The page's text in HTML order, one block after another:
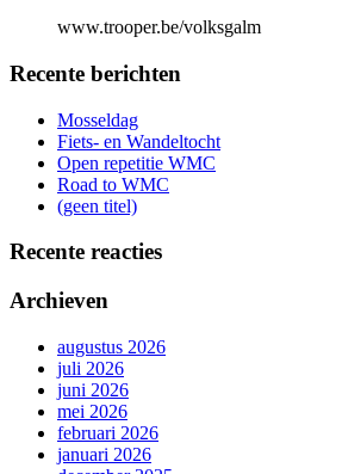
www.trooper.be/volksgalm
Recente berichten
Mosseldag
Fiets- en Wandeltocht
Open repetitie WMC
Road to WMC
(geen titel)
Recente reacties
Archieven
augustus 2026
juli 2026
juni 2026
mei 2026
februari 2026
januari 2026